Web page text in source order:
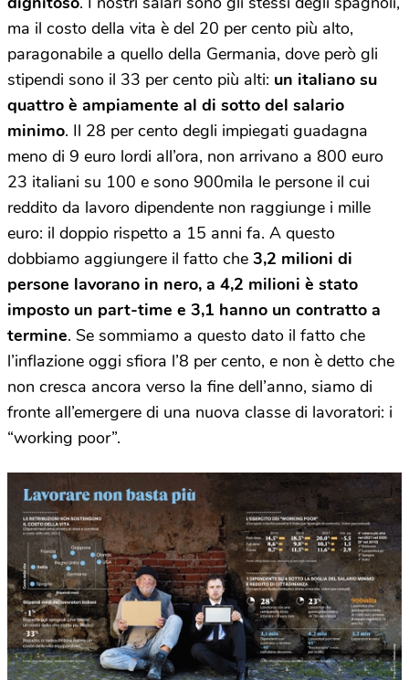
ma il costo della vita è del 20 per cento più alto,
paragonabile a quello della Germania, dove però gli
stipendi sono il 33 per cento più alti: un italiano su
quattro è ampiamente al di sotto del salario
minimo. Il 28 per cento degli impiegati guadagna
meno di 9 euro lordi all’ora, non arrivano a 800 euro
23 italiani su 100 e sono 900mila le persone il cui
reddito da lavoro dipendente non raggiunge i mille
euro: il doppio rispetto a 15 anni fa. A questo
dobbiamo aggiungere il fatto che 3,2 milioni di
persone lavorano in nero, a 4,2 milioni è stato
imposto un part-time e 3,1 hanno un contratto a
termine. Se sommiamo a questo dato il fatto che
l’inflazione oggi sfiora l’8 per cento, e non è detto che
non cresca ancora verso la fine dell’anno, siamo di
fronte all’emergere di una nuova classe di lavoratori: i
“working poor”.